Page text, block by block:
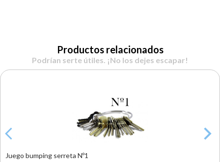
Productos relacionados
Podrían serte útiles. ¡No los dejes escapar!
Juego bumping serreta Nº1